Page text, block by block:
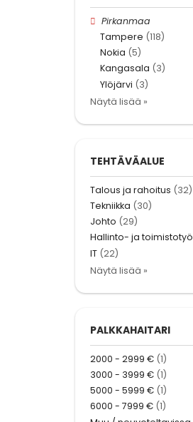
Pirkanmaa
Tampere (118)
Nokia (5)
Kangasala (3)
Ylöjärvi (3)
Näytä lisää »
TEHTÄVÄALUE
Talous ja rahoitus (32)
Tekniikka (30)
Johto (29)
Hallinto- ja toimistotyö
IT (22)
Näytä lisää »
PALKKAHAITARI
2000 - 2999 € (1)
3000 - 3999 € (1)
5000 - 5999 € (1)
6000 - 7999 € (1)